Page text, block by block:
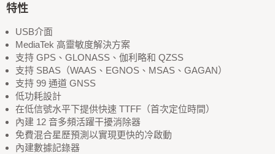
特性
USB介面
MediaTek 高靈敏度解決方案
支持 GPS、GLONASS、伽利略和 QZSS
支持 SBAS（WAAS、EGNOS、MSAS、GAGAN）
支持 99 通道 GNSS
低功耗設計
在低信號水平下提供快速 TTFF（首次定位時間）
內建 12 音多頻活躍干擾消除器
免費混合星歷預測以實現更快的冷啟動
內建數據記錄器